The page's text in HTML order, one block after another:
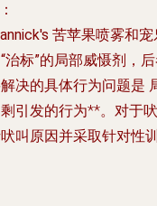
苦苹果喷雾和
治标”的局部威慑剂，
决的具体行为问题是
引发的行为**。对于
叫原因并采取针对性